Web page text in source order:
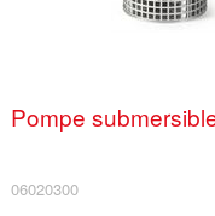
Pompe
06020300